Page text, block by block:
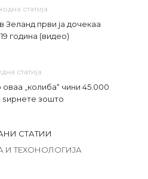
статија
први ја дочекаа
година (видео)
статија
„колиба“ чини 45.000
ѕирнете зошто
СТАТИИ
И ТЕХОНОЛОГИЈА